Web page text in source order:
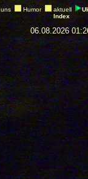
uns Humor aktuell
Index
06.08.2026